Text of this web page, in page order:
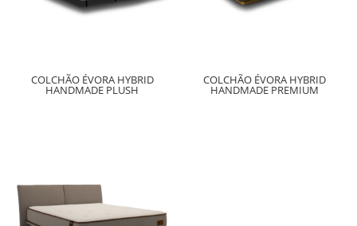
COLCHÃO ÉVORA HYBRID
HANDMADE PLUSH
COLCHÃO ÉVORA HYBRID
HANDMADE PREMIUM